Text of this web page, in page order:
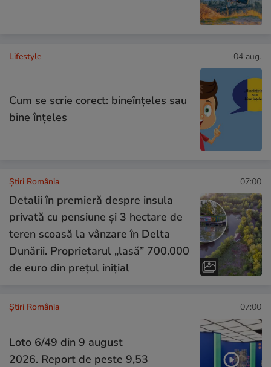
Lifestyle 04 aug.
Cum se scrie corect: bineînțeles sau
bine înțeles
Știri România 07:00
Detalii în premieră despre insula
privată cu pensiune și 3 hectare de
teren scoasă la vânzare în Delta
Dunării. Proprietarul „lasă” 700.000
de euro din prețul inițial
Știri România 07:00
Loto 6/49 din 9 august
2026. Report de peste 9,53